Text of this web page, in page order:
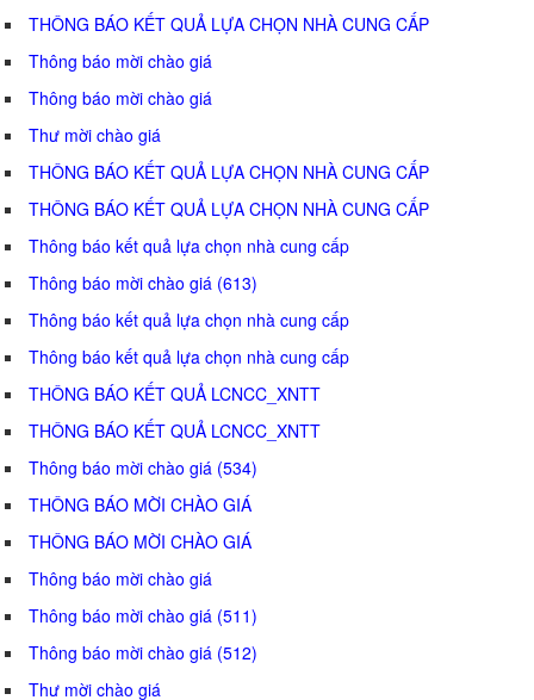
THÔNG BÁO KẾT QUẢ LỰA CHỌN NHÀ CUNG CẤP
Thông báo mời chào giá
Thông báo mời chào giá
Thư mời chào giá
THÔNG BÁO KẾT QUẢ LỰA CHỌN NHÀ CUNG CẤP
THÔNG BÁO KẾT QUẢ LỰA CHỌN NHÀ CUNG CẤP
Thông báo kết quả lựa chọn nhà cung cấp
Thông báo mời chào giá (613)
Thông báo kết quả lựa chọn nhà cung cấp
Thông báo kết quả lựa chọn nhà cung cấp
THÔNG BÁO KẾT QUẢ LCNCC_XNTT
THÔNG BÁO KẾT QUẢ LCNCC_XNTT
Thông báo mời chào giá (534)
THÔNG BÁO MỜI CHÀO GIÁ
THÔNG BÁO MỜI CHÀO GIÁ
Thông báo mời chào giá
Thông báo mời chào giá (511)
Thông báo mời chào giá (512)
Thư mời chào giá